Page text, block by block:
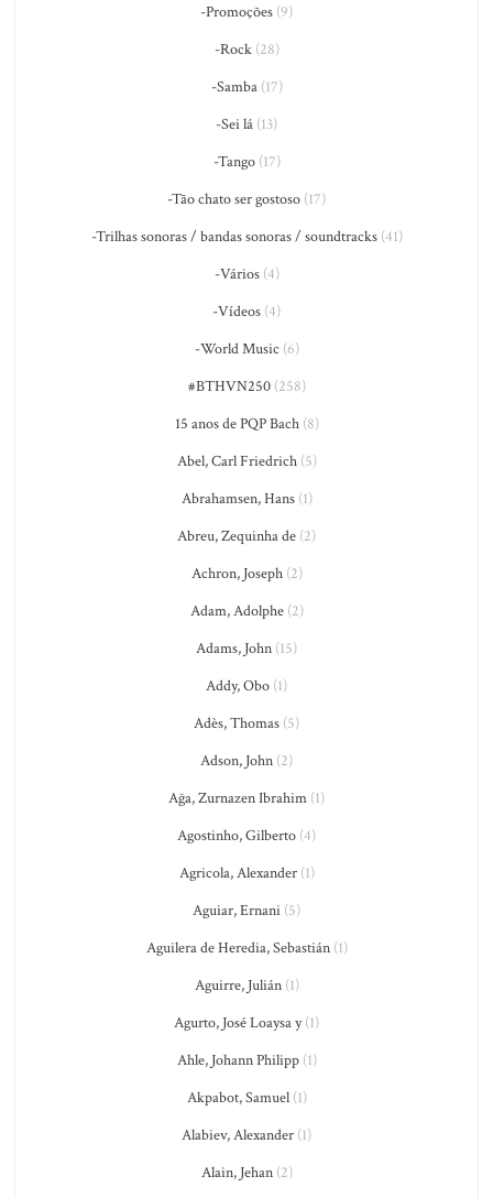
-Promoções (9)
-Rock(28)
-Samba(17)
-Sei lá (13)
-Tango(17)
-Tão chato ser gostoso (17)
-Trilhas sonoras / bandas sonoras / soundtracks(41)
-Vários(4)
-Vídeos (4)
-World Music (6)
#BTHVN250(258)
15 anos de PQP Bach(8)
Abel, Carl Friedrich(5)
Abrahamsen, Hans(1)
Abreu, Zequinha de (2)
Achron, Joseph(2)
Adam, Adolphe(2)
Adams, John (15)
Addy, Obo (1)
Adès, Thomas (5)
Adson, John (2)
Ağa, Zurnazen Ibrahim (1)
Agostinho, Gilberto (4)
Agricola, Alexander(1)
Aguiar, Ernani (5)
Aguilera de Heredia, Sebastián(1)
Aguirre, Julián(1)
Agurto, José Loaysa y(1)
Ahle, Johann Philipp(1)
Akpabot, Samuel(1)
Alabiev, Alexander (1)
Alain, Jehan(2)